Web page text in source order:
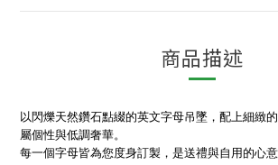
商品描述
以閃爍天然鑽石點綴的英文字母吊墜，配上細緻
屬個性與低調奢華。
每一個字母皆為您度身訂製，是送禮與自用的心意